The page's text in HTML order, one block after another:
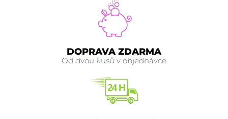
DOPRAVA ZDARMA
Od dvou kusů v objednávce